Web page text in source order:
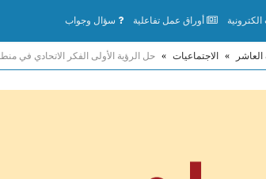
الكترونية أوراق عمل تفاعلية سؤال وجواب
» الاجتماعيات » حل الرؤية الأولى الفكر الاتحادي في